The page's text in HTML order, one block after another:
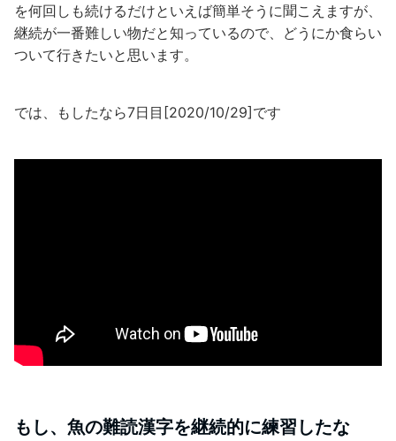
を何回しも続けるだけといえば簡単そうに聞こえますが、
継続が一番難しい物だと知っているので、どうにか食らい
ついて行きたいと思います。
では、もしたなら7日目[2020/10/29]です
もし、魚の難読漢字を継続的に練習したな